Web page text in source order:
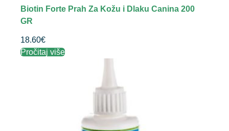
Biotin Forte Prah Za Kožu i Dlaku Canina 200
GR
18.60€
Pročitaj više